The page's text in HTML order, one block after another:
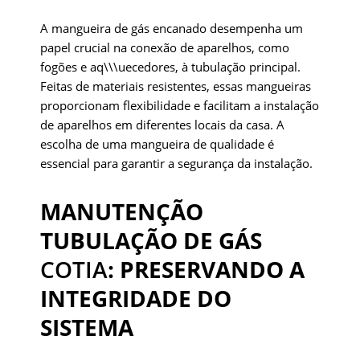
A mangueira de gás encanado desempenha um
papel crucial na conexão de aparelhos, como
fogões e aq\\\uecedores, à tubulação principal.
Feitas de materiais resistentes, essas mangueiras
proporcionam flexibilidade e facilitam a instalação
de aparelhos em diferentes locais da casa. A
escolha de uma mangueira de qualidade é
essencial para garantir a segurança da instalação.
MANUTENÇÃO
TUBULAÇÃO DE GÁS
COTIA: PRESERVANDO A
INTEGRIDADE DO
SISTEMA